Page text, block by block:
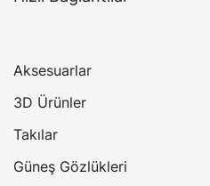
Aksesuarlar
3D Ürünler
Takılar
Güneş Gözlükleri